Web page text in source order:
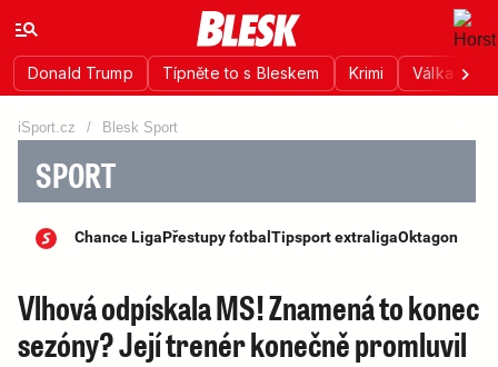
Donald Trump Típněte to s Bleskem Krimi Válka na
SPORT
Chance LigaPřestupy fotbal Tipsport extraligaOktagon
iSport.cz / Blesk Sport
Vlhová odpískala MS! Znamená to konec
sezóny? Její trenér konečně promluvil